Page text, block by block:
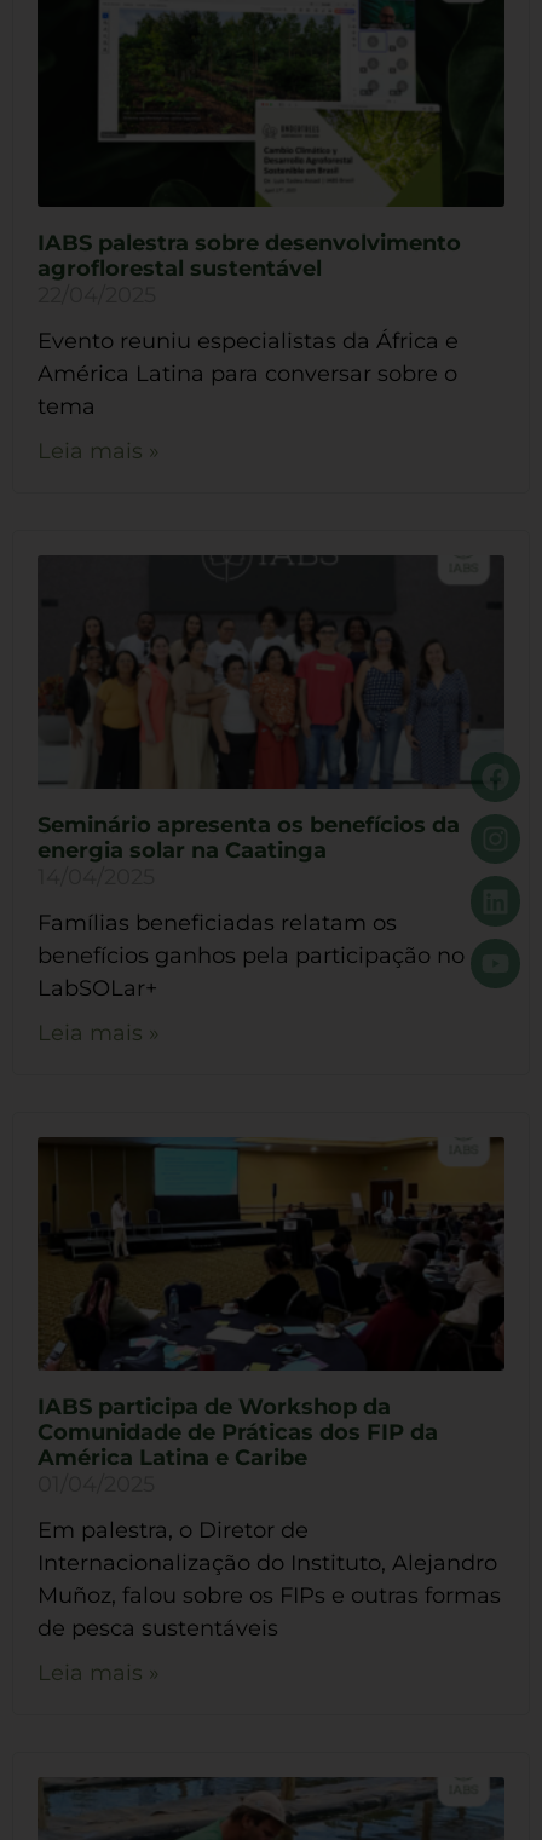
IABS palestra sobre desenvolvimento
agroflorestal sustentável
Evento reuniu especialistas da África e
América Latina para conversar sobre o
tema
Leia mais »
Seminário apresenta os benefícios da
energia solar na Caatinga
Famílias beneficiadas relatam os
benefícios ganhos pela participação no
LabSOLar+
Leia mais »
IABS participa de Workshop da
Comunidade de Práticas dos FIP da
América Latina e Caribe
Em palestra, o Diretor de
Internacionalização do Instituto, Alejandro
Muñoz, falou sobre os FIPs e outras formas
de pesca sustentáveis
Leia mais »